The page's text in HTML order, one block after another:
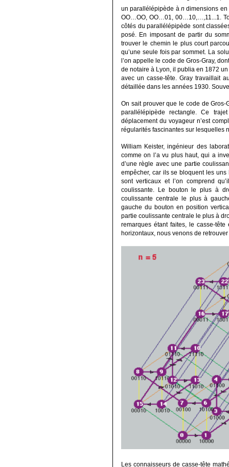
un parallélépipède à n dimensions en
OO…OO, OO…01, 00…10,…,11...1.
côtés du parallélépipède sont
posé. En imposant de partir du
trouver le chemin le plus court
qu’une seule fois par sommet. La
l’on appelle le code de Gros-Gray,
de notaire à Lyon, il publia en 1872
avec un casse-tête. Gray travaillait
détaillée dans les années 1930.
On sait prouver que le code de
parallélépipède rectangle. Ce
déplacement du voyageur n’est
régularités fascinantes sur lesquelles
William Keister, ingénieur des
comme on l’a vu plus haut, qui a
d’une règle avec une partie
empêcher, car ils se bloquent les
sont verticaux et l’on comprend
coulissante. Le bouton le plus à
coulissante centrale le plus à
gauche du bouton en position
partie coulissante centrale le plus à
remarques étant faites, le casse-
horizontaux, nous venons de
Les connaisseurs de casse-tête